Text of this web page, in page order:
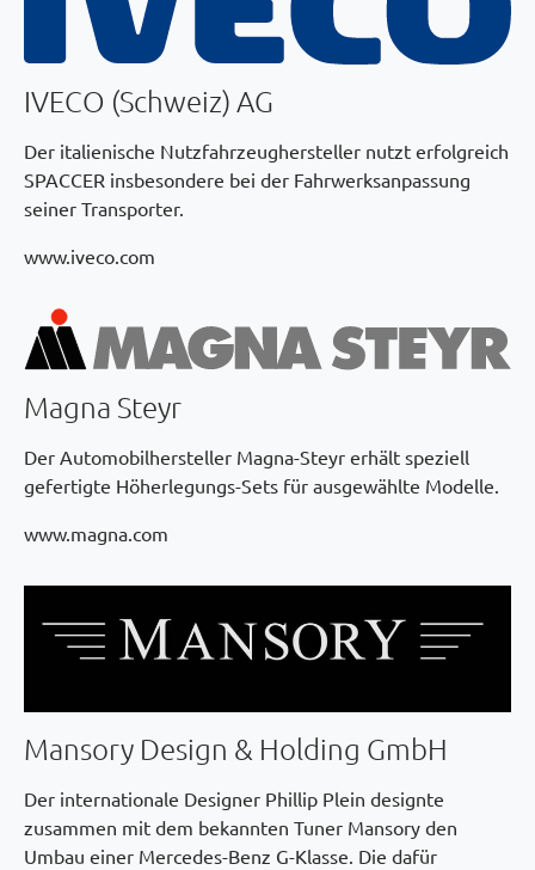
IVECO (Schweiz) AG
Der italienische Nutzfahrzeughersteller nutzt erfolgreich
SPACCER insbesondere bei der Fahrwerksanpassung
seiner Transporter.
www.iveco.com
Magna Steyr
Der Automobilhersteller Magna-Steyr erhält speziell
gefertigte Höherlegungs-Sets für ausgewählte Modelle.
www.magna.com
Mansory Design & Holding GmbH
Der internationale Designer Phillip Plein designte
zusammen mit dem bekannten Tuner Mansory den
Umbau einer Mercedes-Benz G-Klasse. Die dafür